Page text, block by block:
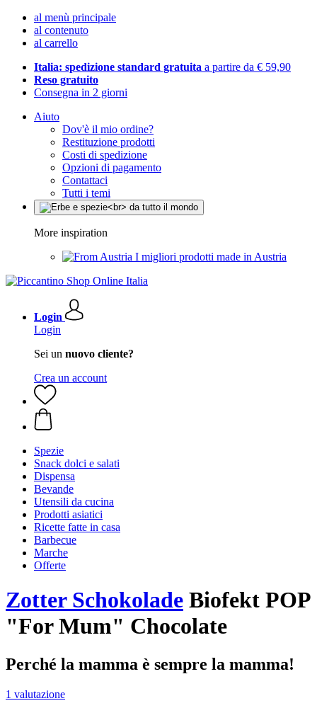
al menù principale
al contenuto
al carrello
Italia: spedizione standard gratuita a partire da € 59,90
Reso gratuito
Consegna in 2 giorni
Aiuto
Dov'è il mio ordine?
Restituzione prodotti
Costi di spedizione
Opzioni di pagamento
Contattaci
Tutti i temi
More inspiration
I migliori prodotti made in Austria
Login
Login
Sei un nuovo cliente?
Crea un account
Spezie
Snack dolci e salati
Dispensa
Bevande
Utensili da cucina
Prodotti asiatici
Ricette fatte in casa
Barbecue
Marche
Offerte
Zotter Schokolade Biofekt POP
"For Mum" Chocolate
Perché la mamma è sempre la mamma!
1 valutazione